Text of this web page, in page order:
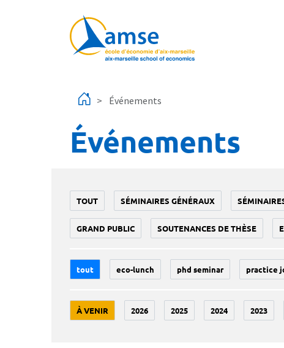
Événements
Événements
TOUT SÉMINAIRES GÉNÉRAUX
GRAND PUBLIC SOUTENANCES DE THÈSE
tout eco-lunch phd seminar practice
À VENIR 2026 2025 2024 2023